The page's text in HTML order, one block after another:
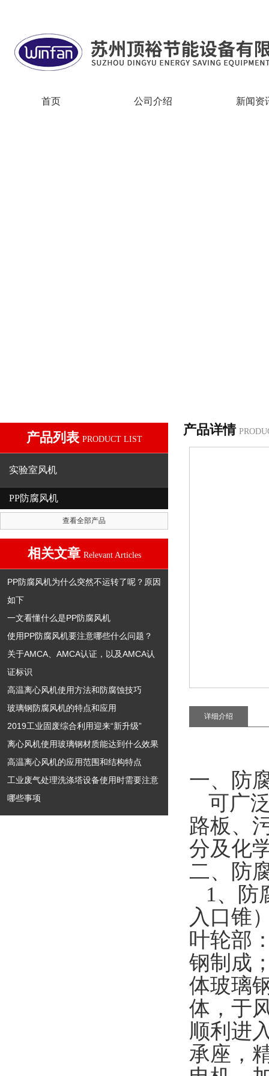
首页 公司介绍 新闻资
产品列表 PRODUCT LIST
实验室风机
PP防腐风机
查看全部产品
相关文章 Relevant Articles
PP防腐风机为什么突然不运转了呢？原因
如下
一文看懂什么是PP防腐风机
使用PP防腐风机要注意哪些什么问题？
关于AMCA、AMCA认证，以及AMCA认
证标识
高温离心风机使用方法和防腐蚀技巧
玻璃钢防腐风机的特点和应用
2019工业固废综合利用迎来“新升级”
离心风机使用玻璃钢材质能达到什么效果
高温离心风机的应用范围和结构特点
工业废气处理洗涤塔设备使用时需要注意
哪些事项
产品详情
详细介绍
一、
防
可广
路板、
分及化
二、防
1、
防
入口锥
叶轮部
钢制成
体玻璃
体，于
顺利进
承座，